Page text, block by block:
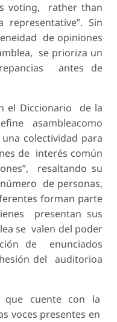
voting, rather than
Sin
de opiniones
se prioriza un
antes de
el Diccionario de la
asambleacomo
colectividad para
de interés común
resaltando su
de personas,
forman parte
presentan sus
se valen del poder
de enunciados
del auditorioa
que cuente con la
voces presentes en